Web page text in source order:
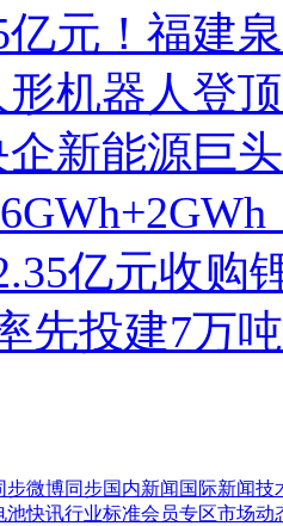
亿元！福建
形机器人登
企新能源巨
亿元收购
先投建7万
步微博同步国内新闻 国际新闻技
池快讯行业标准会员专区市场动